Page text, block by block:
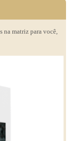
na matriz para você,